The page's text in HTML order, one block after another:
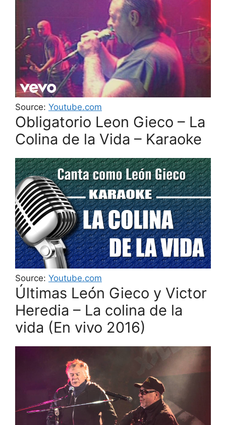
Source: Youtube.com
Obligatorio Leon Gieco – La
Colina de la Vida – Karaoke
Source: Youtube.com
Últimas León Gieco y Victor
Heredia – La colina de la
vida (En vivo 2016)